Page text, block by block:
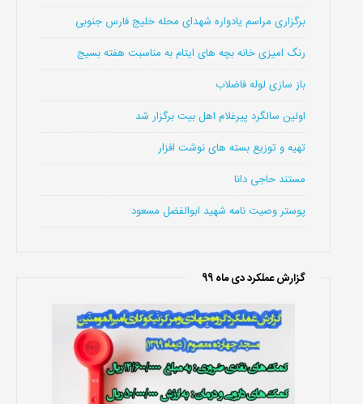
برگزاری مراسم یادواره شهدای محله خلیج فارس جنوبی
رنگ امیزی خانه بچه های ایتام به مناسبت هفته بسیج
باز سازی لوله فاضلاب
اولین سالگرد پیرغلام اهل بیت برگزار شد
تهیه و توزیع بسته های نوشت افزار
مستند حاجی دانا
پوستر وصیت نامه شهید ابوالفضل مسعود
گزارش عملکرد دی ماه 99